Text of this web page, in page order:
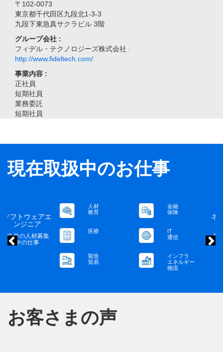
〒102-0073
東京都千代田区九段北1-3-3
九段下東急真サクラビル 3階
グループ会社 :
フィデル・テクノロジーズ株式会社 :
http://www.fideltech.com/
事業内容 :
正社員
短期社員
業務委託
短期社員
現在取扱中のお仕事
通信
インフラ
エネルギー
ネットワークエ
19 件の人材募集
人材
教育
医療
製造
貿易
お客さまの声